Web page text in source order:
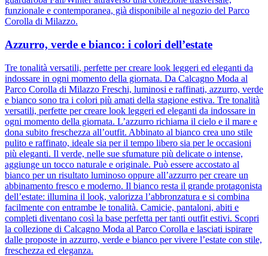
funzionale e contemporanea, già disponibile al negozio del Parco
Corolla di Milazzo.
Azzurro, verde e bianco: i colori dell’estate
Tre tonalità versatili, perfette per creare look leggeri ed eleganti da
indossare in ogni momento della giornata. Da Calcagno Moda al
Parco Corolla di Milazzo Freschi, luminosi e raffinati, azzurro, verde
e bianco sono tra i colori più amati della stagione estiva. Tre tonalità
versatili, perfette per creare look leggeri ed eleganti da indossare in
ogni momento della giornata. L’azzurro richiama il cielo e il mare e
dona subito freschezza all’outfit. Abbinato al bianco crea uno stile
pulito e raffinato, ideale sia per il tempo libero sia per le occasioni
più eleganti. Il verde, nelle sue sfumature più delicate o intense,
aggiunge un tocco naturale e originale. Può essere accostato al
bianco per un risultato luminoso oppure all’azzurro per creare un
abbinamento fresco e moderno. Il bianco resta il grande protagonista
dell’estate: illumina il look, valorizza l’abbronzatura e si combina
facilmente con entrambe le tonalità. Camicie, pantaloni, abiti e
completi diventano così la base perfetta per tanti outfit estivi. Scopri
la collezione di Calcagno Moda al Parco Corolla e lasciati ispirare
dalle proposte in azzurro, verde e bianco per vivere l’estate con stile,
freschezza ed eleganza.